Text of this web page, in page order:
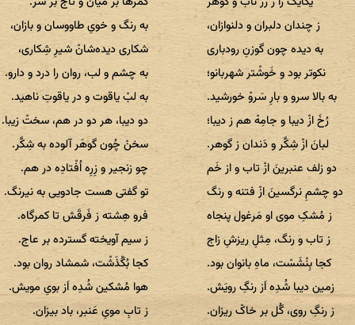
ز چندان دلبران و دلنوازان،
به رنگ و خویِ طاووسان و بازان،
به دیده چون گوزنِ رودباری
شکاری دیده‌شانْ شیرِ شِکاری،
نکوتر بود و خَوشْتر شهربانو؛
به چشم و لب، روان را درد و دارو.
به بالا سرو و بارِ سَروْ خورشید.
به لبْ یاقوت و در یاقوتِ ناهید.
رُخَ ازْ دیبا و جامِهْ هم ز دیبا؛
دو دیبا، هر دو در هم، سختْ زیبا.
لبانَ ازْ شِکَّر و دَندان ز گوهر.
سخنْ چُون گوهَر آلوده به شِکَّر.
دو زلف عنبرینَ ازْ تاب و از خَم
چو زنجیر و زِرِه اُفْتادِه در هم.
دو چشمِ نرگسینَ ازْ فتنه و رنگ
تو گفتی هست جادویی به نیرنگ.
ز مُشکِ موی او مَرغول پنجاه
فرو هِشته ز فَرقَش تا کمرگاه.
ز تاب و رنگ، مِثلِ ریزشِ زاج
ز سیم آویخته گسترده بر عاج.
کجا بِنْشَسْت، ماهِ بانوان بود.
کجا بُگْذَشْت، شمشاد روان بود.
زمین دیبا شُدِه اَز رنگِ رویَش.
هوا مُشکین شُدِه اَز بویِ مویش.
ز رنگِ روی، گُل بر خاکْ ریزان.
ز تابِ مویِ عَنبر، باد بیزان.